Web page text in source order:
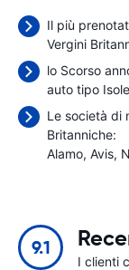
Il più
Vergini
lo Scorso
auto tipo
Le società di
Britanniche:
Alamo Avis
9.1
I clienti